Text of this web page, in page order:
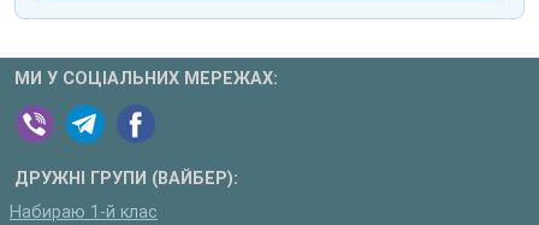
МИ У СОЦІАЛЬНИХ МЕРЕЖАХ:
ДРУЖНІ ГРУПИ (ВАЙБЕР):
Набираю 1-й клас